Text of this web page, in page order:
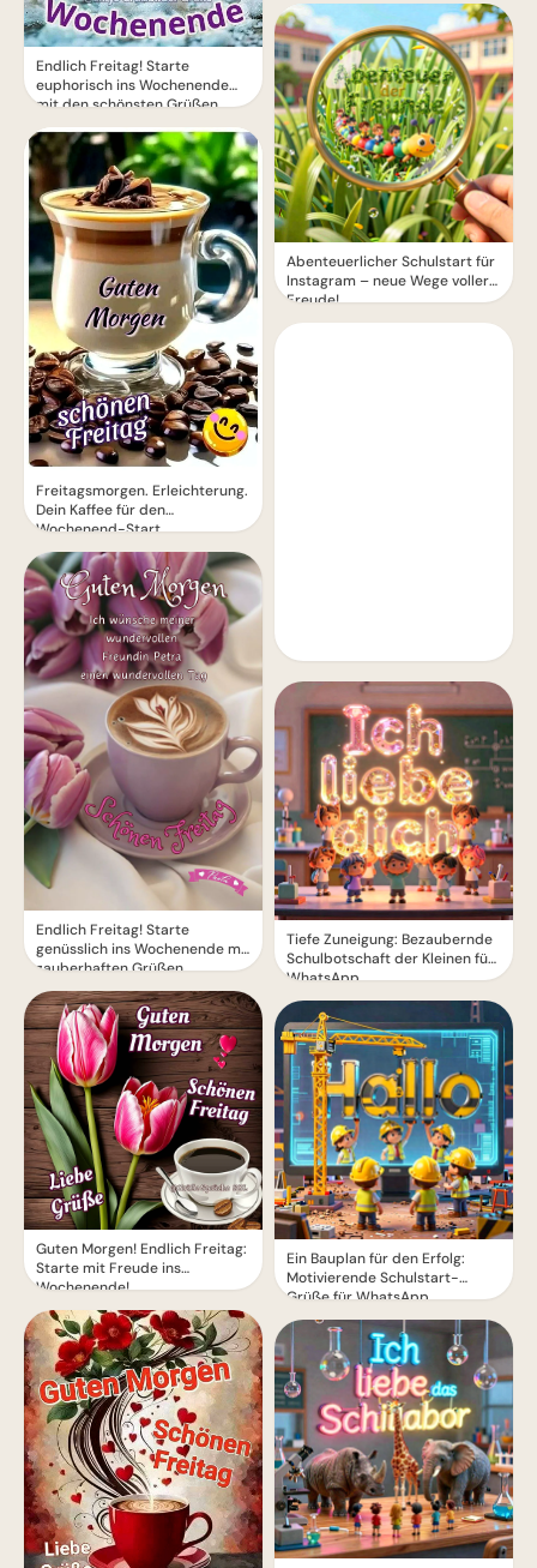
Endlich Freitag! Starte
euphorisch ins Wochenende
mit den schönsten Grüßen
Freitagsmorgen. Erleichterung.
Dein Kaffee für den
Wochenend-Start.
Endlich Freitag! Starte
genüsslich ins Wochenende mit
zauberhaften Grüßen
Guten Morgen! Endlich Freitag:
Starte mit Freude ins
Wochenende!
Abenteuerlicher Schulstart für
Instagram – neue Wege voller
Freude!
Tiefe Zuneigung: Bezaubernde
Schulbotschaft der Kleinen für
WhatsApp
Ein Bauplan für den Erfolg:
Motivierende Schulstart-
Grüße für WhatsApp